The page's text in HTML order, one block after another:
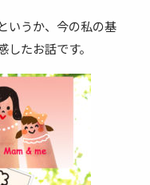
いうか、今の私の基
たお話です。